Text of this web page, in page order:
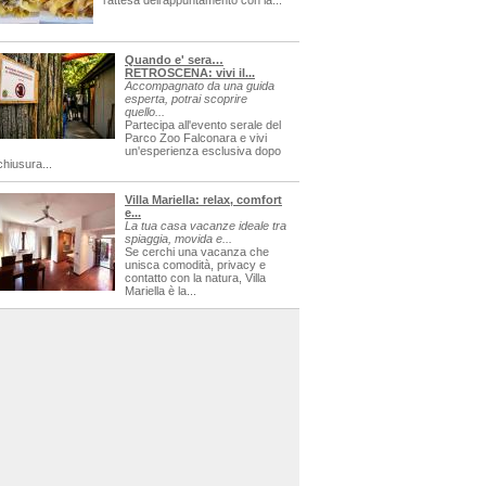
Quando e' sera…
RETROSCENA: vivi il...
Accompagnato da una guida
esperta, potrai scoprire
quello...
Partecipa all'evento serale del
Parco Zoo Falconara e vivi
un'esperienza esclusiva dopo
Villa Mariella: relax, comfort
e...
La tua casa vacanze ideale tra
spiaggia, movida e...
Se cerchi una vacanza che
unisca comodità, privacy e
contatto con la natura, Villa
Mariella è la...